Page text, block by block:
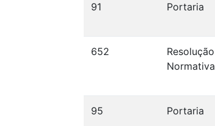
91 Portaria
652
Resolução
Normativa
95 Portaria